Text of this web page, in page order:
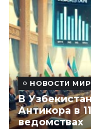
НОВОСТИ
В
Антикора в
ведомствах